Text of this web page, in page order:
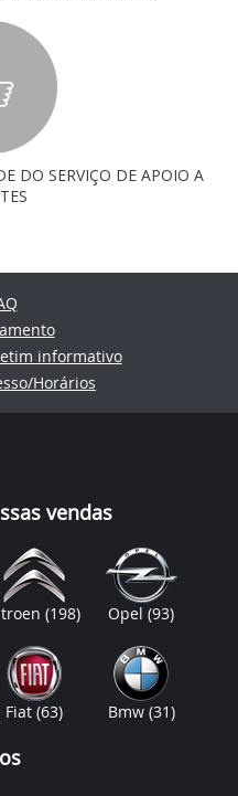
DO SERVIÇO DE APOIO A
informativo
Horários
vendas
(198) Opel(93)
Fiat (63) Bmw (31)